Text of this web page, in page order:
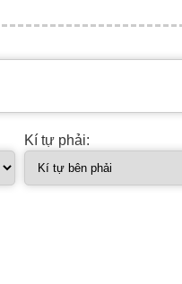
Kí tự phải: